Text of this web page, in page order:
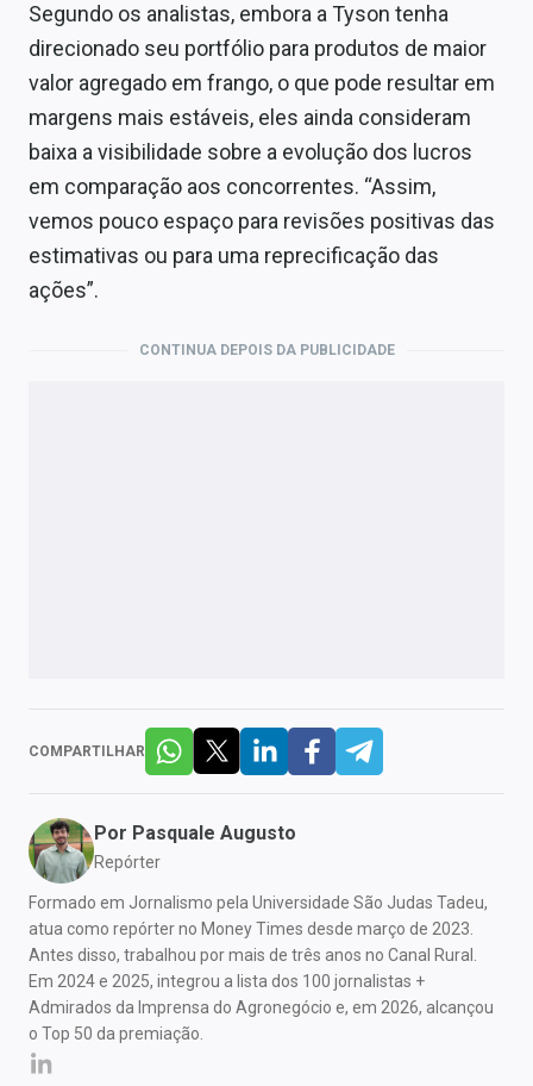
Segundo os analistas, embora a Tyson tenha
direcionado seu portfólio para produtos de maior
valor agregado em frango, o que pode resultar em
margens mais estáveis, eles ainda consideram
baixa a visibilidade sobre a evolução dos lucros
em comparação aos concorrentes. “Assim,
vemos pouco espaço para revisões positivas das
estimativas ou para uma reprecificação das
ações”.
CONTINUA DEPOIS DA PUBLICIDADE
COMPARTILHAR
Por Pasquale Augusto
Repórter
Formado em Jornalismo pela Universidade São Judas Tadeu,
atua como repórter no Money Times desde março de 2023.
Antes disso, trabalhou por mais de três anos no Canal Rural.
Em 2024 e 2025, integrou a lista dos 100 jornalistas +
Admirados da Imprensa do Agronegócio e, em 2026, alcançou
o Top 50 da premiação.